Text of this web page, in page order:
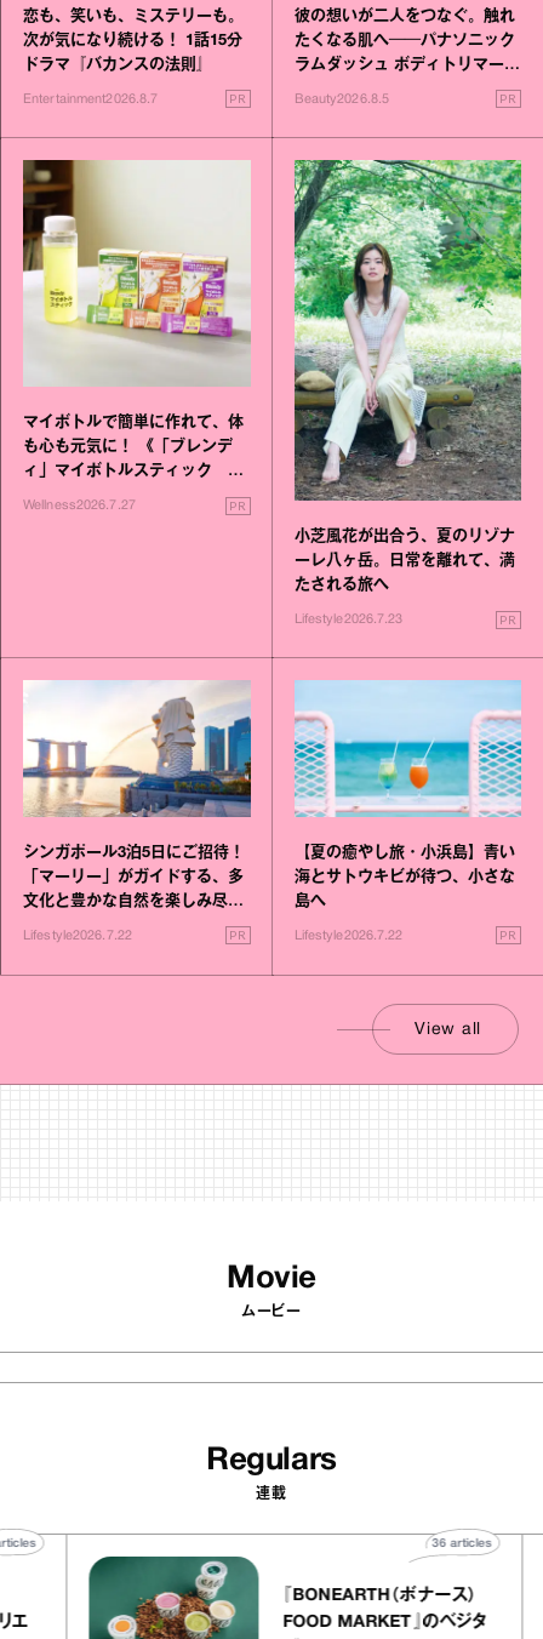
恋も、笑いも、ミステリーも。
次が気になり続ける！ 1話15分
ドラマ『バカンスの法則』
Entertainment2026.8.7 PR
彼の想いが二人をつなぐ。触れ
たくなる肌へ──パナソニック
ラムダッシュ ボディトリマーが
Beauty2026.8.5 PR
マイボトルで簡単に作れて、体
も心も元気に！ 《「ブレンデ
ィ」マイボトルスティック い
いこと毎日》シリーズが誕生
Wellness2026.7.27 PR
小芝風花が出合う、夏のリゾナ
ーレ八ヶ岳。日常を離れて、満
たされる旅へ
Lifestyle2026.7.23 PR
シンガポール3泊5日にご招待！
「マーリー」がガイドする、多
文化と豊かな自然を楽しみ尽く
Lifestyle2026.7.22 PR
【夏の癒やし旅・小浜島】青い
海とサトウキビが待つ、小さな
島へ
Lifestyle2026.7.22 PR
View all
Movie
ムービー
Regulars
連載
トリエ
40articles
『BONEARTH（ボナース）
FOOD MARKET』のベジタ
36articles